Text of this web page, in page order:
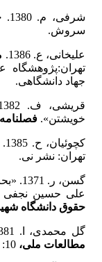
شرفی، م. 1380.
سروش.
علیخانی، ع. 1386.
تهران:‌پژوهشگاه
جهاد دانشگاهی.
خویشتن».
کچوئیان، ح. 1385.
تهران:‌ نشر نی.
گسن،
علی حسین نجفی
حقوق دانشگاه
گل محمدی، ا. 1381. «جهانی شدن و بحران هویت».
مطالعات ملی،